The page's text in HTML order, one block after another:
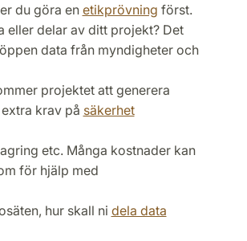
du göra enetikprövning först.
eller delar av ditt projekt? Det
data från myndigheter och
projektet att generera
krav på säkerhet
etc. Många kostnader kan
för hjälp med
hur skall ni dela data